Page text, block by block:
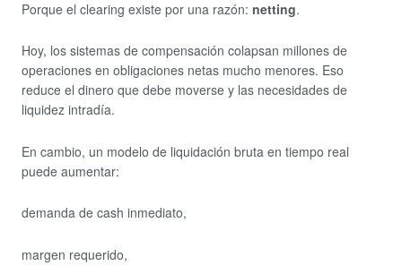
Porque el clearing existe por una razón: netting.
Hoy, los sistemas de compensación colapsan millones de
operaciones en obligaciones netas mucho menores. Eso
reduce el dinero que debe moverse y las necesidades de
liquidez intradía.
En cambio, un modelo de liquidación bruta en tiempo real
puede aumentar:
demanda de cash inmediato,
margen requerido,